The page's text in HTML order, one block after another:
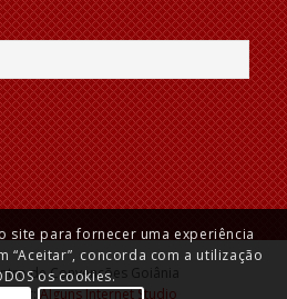
de Convenções Goiânia
por:Alguns Internet Studio
site para fornecer uma experiência
“Aceitar”, concorda com a utilização
os cookies.